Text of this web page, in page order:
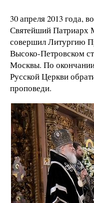
30 апреля 2013 года,
Святейший Патриарх
совершил Литургию
Высоко-Петровском
Москвы. По
Русской Церкви
проповеди.